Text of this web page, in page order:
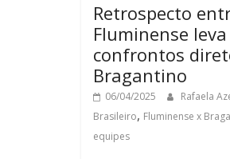
Retrospecto
Fluminense
confrontos
Bragantino
06/04/2025 Rafaela
Brasileiro, Fluminense x
equipes